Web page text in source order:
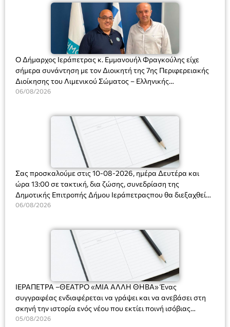
Ο Δήμαρχος Ιεράπετρας κ. Εμμανουήλ Φραγκούλης είχε
σήμερα συνάντηση με τον Διοικητή της 7ης Περιφερειακής
Διοίκησης του Λιμενικού Σώματος – Ελληνικής
Ακτοφυλακής (Λ.Σ.-ΕΛ.ΑΚΤ.), Αρχιπλοίαρχο Λ.Σ. κ. Ιωάννη
06/08/2026
Σας προσκαλούμε στις 10-08-2026, ημέρα Δευτέρα και
ώρα 13:00 σε τακτική, δια ζώσης, συνεδρίαση της
Δημοτικής Επιτροπής Δήμου Ιεράπετραςπου θα διεξαχθεί
στο Δημοτικό Κατάστημα, Δημοκρατίας 31 στην αίθουσα
και λήψη αποφάσεων στα παρακάτω θέματα:
06/08/2026
ΙΕΡΑΠΕΤΡΑ –ΘΕΑΤΡΟ «ΜΙΑ ΑΛΛΗ ΘΗΒΑ» Ένας
συγγραφέας ενδιαφέρεται να γράψει και να ανεβάσει στη
σκηνή την ιστορία ενός νέου που εκτίει ποινή ισόβιας
κάθειρξης για πατροκτονία. Ένα πολυβραβευμένο έργο για
05/08/2026